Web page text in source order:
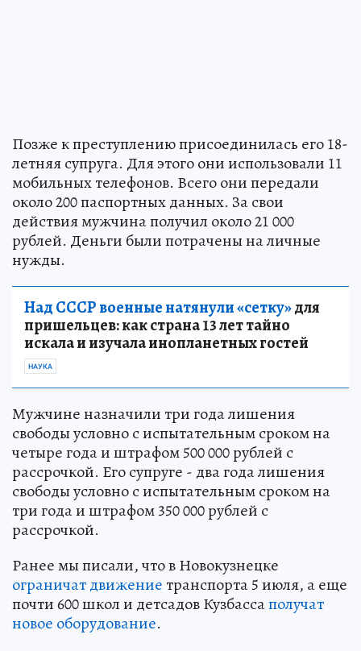
Позже к преступлению присоединилась его 18-
летняя супруга. Для этого они использовали 11
мобильных телефонов. Всего они передали
около 200 паспортных данных. За свои
действия мужчина получил около 21 000
рублей. Деньги были потрачены на личные
нужды.
Над СССР военные натянули «сетку»для
пришельцев: как страна 13 лет тайно
искала и изучала инопланетных гостей
НАУКА
Мужчине назначили три года лишения
свободы условно с испытательным сроком на
четыре года и штрафом 500 000 рублей с
рассрочкой. Его супруге - два года лишения
свободы условно с испытательным сроком на
три года и штрафом 350 000 рублей с
рассрочкой.
Ранее мы писали, что в Новокузнецке
ограничат движениетранспорта 5 июля, а еще
почти 600 школ и детсадов Кузбассаполучат
новое оборудование.